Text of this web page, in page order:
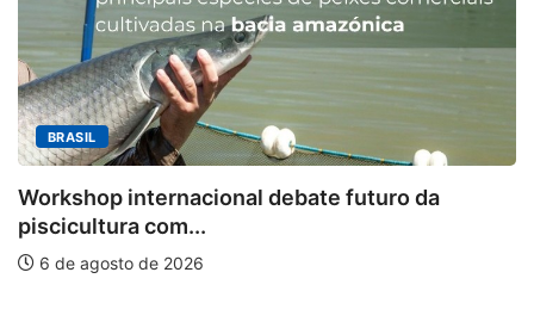
BRASIL
Workshop internacional debate futuro da
piscicultura com...
6 de agosto de 2026